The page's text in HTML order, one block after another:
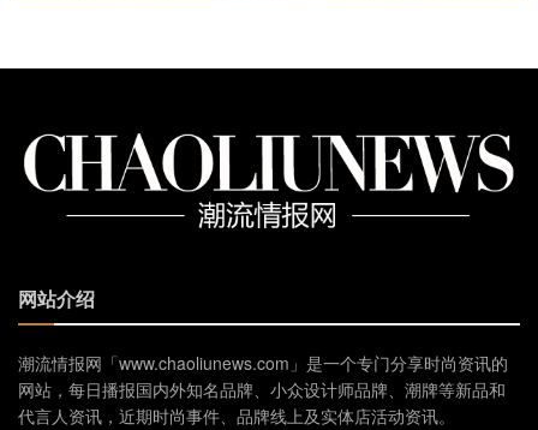
网站介绍
潮流情报网「www.chaoliunews.com」是一个专门分享时尚资讯的
网站，每日播报国内外知名品牌、小众设计师品牌、潮牌等新品和
代言人资讯，近期时尚事件、品牌线上及实体店活动资讯。